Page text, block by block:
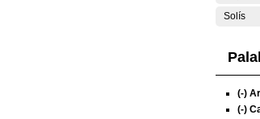
Solís
(-)
(-)